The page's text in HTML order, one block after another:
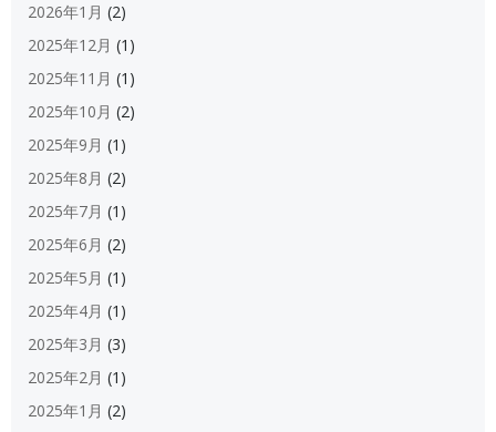
2026年1月 (2)
2025年12月 (1)
2025年11月 (1)
2025年10月 (2)
2025年9月 (1)
2025年8月 (2)
2025年7月 (1)
2025年6月 (2)
2025年5月 (1)
2025年4月 (1)
2025年3月 (3)
2025年2月 (1)
2025年1月 (2)